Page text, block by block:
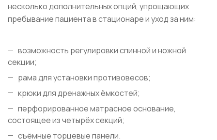
несколько дополнительных опций, упрощающих
пребывание пациента в стационаре и уход за ним:
возможность регулировки спинной и ножной
секции;
рама для установки противовесов;
крюки для дренажных ёмкостей;
перфорированное матрасное основание,
состоящее из четырёх секций;
съёмные торцевые панели.